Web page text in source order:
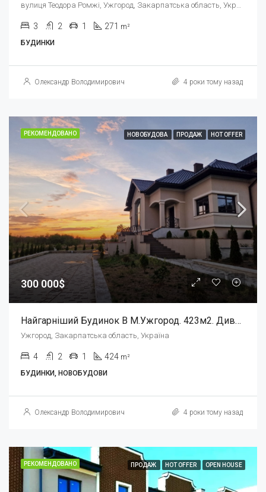
вулиця Теодора Ромжі, Ужгород, Закарпатська область, Україна
3 2 1 271 m²
БУДИНКИ
Олександр Володимирович 4 роки тому назад
РЕКОМЕНДОВАНО НОВОБУДОВА ПРОДАЖ HOT OFFER
300 000$
Найгарніший Будинок В М.Ужгород. 423м2. Дивовижний Краєвид!
Ужгород, Закарпатська область, Україна
4 2 1 424 m²
БУДИНКИ, НОВОБУДОВИ
Олександр Володимирович 4 роки тому назад
РЕКОМЕНДОВАНО ПРОДАЖ HOT OFFER OPEN HOUSE